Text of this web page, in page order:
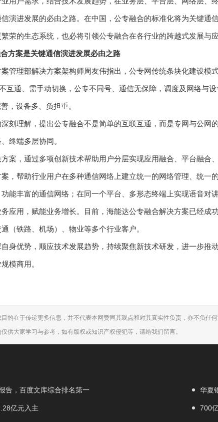
演进发展的必由之路。在中国，公专融合的标准化将为关键通
荣的生态系统，也必将引领公专融合在各行业的跨越式发展与应
方案是关键通信演进发展必由之路
管理部解决方案架构师周友伟指出，公专网传统条块化建设模
互通、需手动切换，公专不同号、通信无保障，调度及网络与设
，设备多、负担重。
刻理解，提出公专融合不是简单的互联互通，而是专网与公网
终端多层协同。
案，通过多项创新技术帮助用户分层实现应用融合、平台融合
，帮助行业用户在多种通信网络上建立统一的网络管理、统一
能丰富的通信网络；在同一个平台、多形态终端上实现语音对
应用，赋能业务增长。目前，海能达公专融合解决方案已经成
（铁路、机场）、物业等多个行业客户。
身优势，顺应技术发展趋势，持续聚焦新技术研发，进一步推
模商用。
的在于传递更多信息，并不代表本网赞同其观点和对其真实性负责，亦不负任
供大家学习与参考，如有版权或知识产权侵犯等，请给我们留言。
告，百度文库综合排名第一 华夏
亿元入主 700